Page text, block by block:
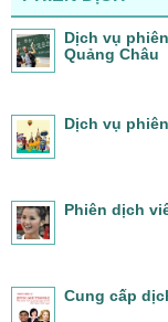
Dịch vụ
Quảng Châu
Dịch vụ
Phiên dịch
Cung cấp